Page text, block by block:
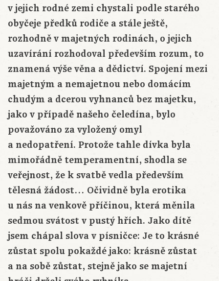
v jejich rodné zemi chystali podle starého
obyčeje předků rodiče a stále ještě,
rozhodně v majetných rodinách, o jejich
uzavírání rozhodoval především rozum, to
znamená výše věna a dědictví. Spojení mezi
majetným a nemajetnou nebo domácím
chudým a dcerou vyhnanců bez majetku,
jako v případě našeho čeledína, bylo
považováno za vyložený omyl
a nedopatření. Protože tahle dívka byla
mimořádně temperamentní, shodla se
veřejnost, že k svatbě vedla především
tělesná žádost… Očividně byla erotika
u nás na venkově příčinou, která měnila
sedmou svátost v pustý hřích. Jako dítě
jsem chápal slova v písničce: Je to krásné
zůstat spolu pokaždé jako: krásně zůstat
a na sobě zůstat, stejně jako se majetní